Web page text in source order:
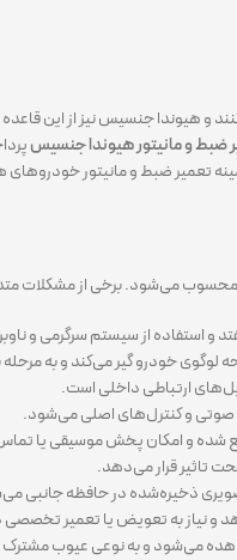
و هیوندا جنسیس نیز از این
ضبط و مانیتور هیوندا جنسیس
ضبط و مانیتور خودروهای
می‌شود. برخی از مشکلات
و استفاده از سیستم سرگرمی و
خودرو گیر می‌کند و به
ارتباطی داخلی است.
و کنترل‌های اصلی می‌شود.
شده و امکان پخش موسیقی یا
تاثیر قرار می‌دهد.
ذخیره‌شده در حافظه جانبی
و نیاز به تعویض یا تعمیر تخصصی
مشاهده می‌شود و به نوعی عیوب